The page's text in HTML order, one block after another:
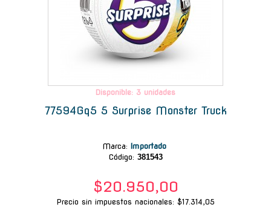
Disponible: 3 unidades
77594Gq5 5 Surprise Monster Truck
Marca: Importado
Código: 381543
$20.950,00
Precio sin impuestos nacionales: $17.314,05